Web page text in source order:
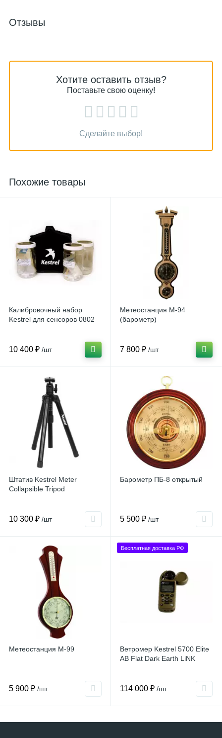
Отзывы
Хотите оставить отзыв?
Поставьте свою оценку!
Сделайте выбор!
Похожие товары
Калибровочный набор
Kestrel для сенсоров 0802
10 400 ₽ /шт
Метеостанция М-94
(барометр)
7 800 ₽ /шт
Штатив Kestrel Meter
Collapsible Tripod
10 300 ₽ /шт
Барометр ПБ-8 открытый
5 500 ₽ /шт
Метеостанция М-99
5 900 ₽ /шт
Бесплатная доставка РФ
Ветромер Kestrel 5700 Elite
AB Flat Dark Earth LiNK
114 000 ₽ /шт